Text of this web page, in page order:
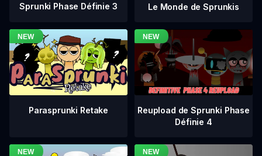
Sprunki Phase Définie 3 Le Monde de Sprunkis
Parasprunki Retake
Reupload de Sprunki Phase
Définie 4